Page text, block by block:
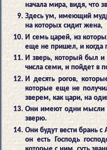
начала мира, видя, что
Здесь ум, имеющий
на которых сидит жена,
И семь царей, из
еще не пришел, и когда
И зверь, который был и
числа семи, и пойдет в
И десять рогов,
которые еще не
зверем, как цари, на
Они имеют одни мысли
зверю.
Они будут вести брань
он есть Господь